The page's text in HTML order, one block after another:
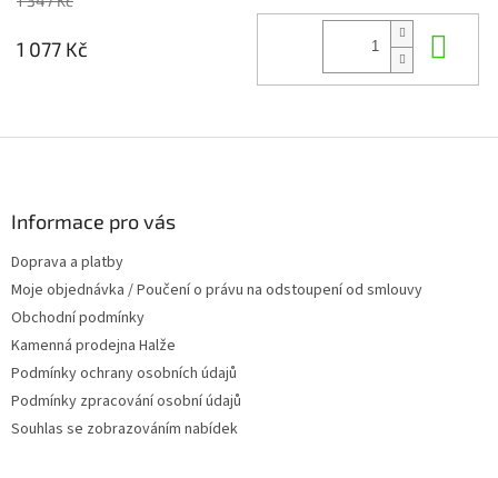
1 077 Kč
Informace pro vás
Doprava a platby
Moje objednávka / Poučení o právu na odstoupení od smlouvy
Obchodní podmínky
Kamenná prodejna Halže
Podmínky ochrany osobních údajů
Podmínky zpracování osobní údajů
Souhlas se zobrazováním nabídek